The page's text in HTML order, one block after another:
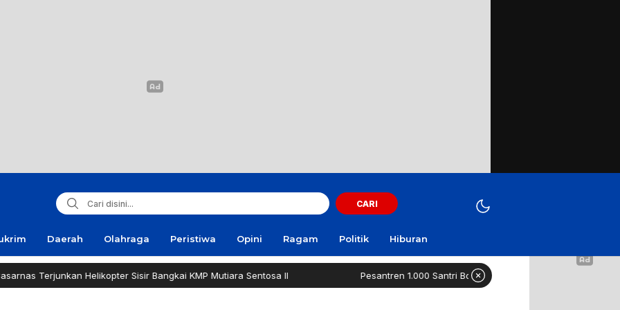
CARI
Daerah Olahraga Peristiwa Opini Ragam Politik Hiburan
Terjunkan Helikopter Sisir Bangkai KMP Mutiara Sentosa II Pesantren 1.000 Santri Boleh Kelola Dapur MBG Mandiri